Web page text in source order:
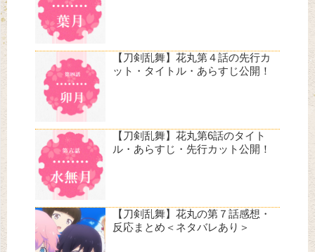
【刀剣乱舞】花丸第４話の先行カ
ット・タイトル・あらすじ公開！
【刀剣乱舞】花丸第6話のタイト
ル・あらすじ・先行カット公開！
【刀剣乱舞】花丸の第７話感想・
反応まとめ＜ネタバレあり＞